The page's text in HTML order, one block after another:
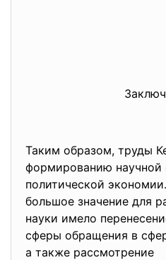
Таким образом, труды
формированию научной
политической
большое значение для
науки имело
сферы обращения в
а также рассмотрение